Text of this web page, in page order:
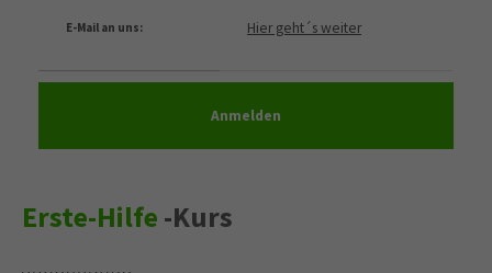
E-Mail an uns: Hier geht´s weiter
Anmelden
Erste-Hilfe -Kurs